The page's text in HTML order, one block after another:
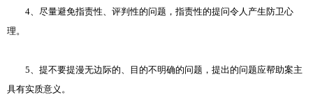
4、尽量避免指责性、评判性的问题，指责性的提问令人产生防卫心
理。
5、提不要提漫无边际的、目的不明确的问题，提出的问题应帮助案主
具有实质意义。